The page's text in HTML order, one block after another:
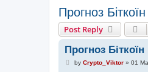
Прогноз
Post Reply
Прогноз
Pby Crypto_Viktor» 01